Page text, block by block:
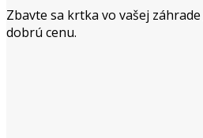
Zbavte sa krtka vo vašej záhrade
dobrú cenu.